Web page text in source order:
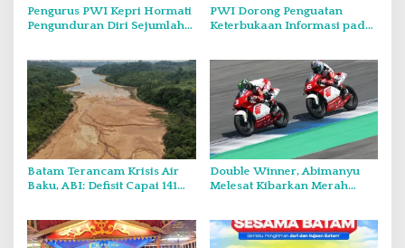
Pengurus PWI Kepri Hormati
Pengunduran Diri Sejumlah
Pusat
PWI Dorong Penguatan
Keterbukaan Informasi pada
Batam Terancam Krisis Air
Baku, ABI: Defisit Capai 141
Double Winner, Abimanyu
Melesat Kibarkan Merah